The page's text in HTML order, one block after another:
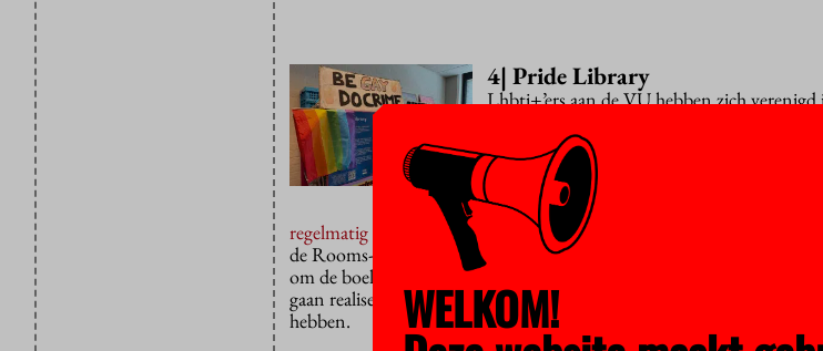
4| Pride Library
Lhbti+’ers aan de VU hebben zich
Daar bevindt zich een verzameling
onderwerpen waar u zich kunt laten
cultuur en de maatschappelijke context.
bijvoorbeeld de oprichter van de
regelmatig te vinden om zich te verdiepen in onderwerpen als
de Rooms-Katholieke Kerk.
Helaas trekt Pride Library ook weleens
om de boel te vernielen of andere bezoekers te intimideren. Misschien
gaan realiseren dat hun opzwepende woorden over woke en
hebben.
WELKOM!